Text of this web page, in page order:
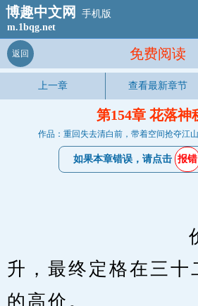
博趣中文网
手机版
m.1bqg.net
免费阅读
返回
上一章 查看最新章节
第154章 花落神
作品：重回失去清白前，带着空间抢夺江山
如果本章错误，请点击 报错
价格一
升，最终定格在三十
的高价。